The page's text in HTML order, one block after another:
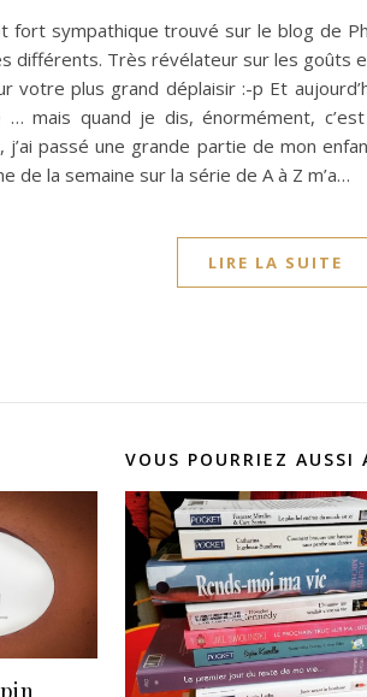
fort sympathique trouvé sur le blog de
différents. Très révélateur sur les goûts
votre plus grand déplaisir :-p Et
… mais quand je dis, énormément,
passé une grande partie de mon
de la semaine sur la série de A à Z m’a…
LIRE LA SUITE
VOUS POURRIEZ AUSSI